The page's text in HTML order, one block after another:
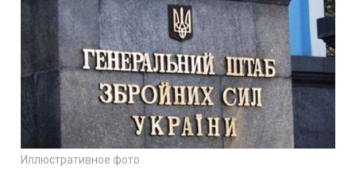
Иллюстративное фото